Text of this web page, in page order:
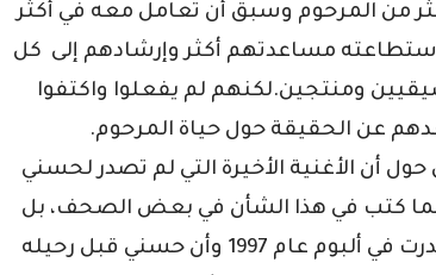
أكثر من المرحوم وسبق أن تعامل معه في أكثر
كان باستطاعته مساعدتهم أكثر وإرشادهم إلى كل
ومنتجين.لكنهم لم يفعلوا واكتفوا
عن الحقيقة حول حياة المرحوم.
أن الأغنية الأخيرة التي لم تصدر لحسني
كتب في هذا الشأن في بعض الصحف، بل
أوضح أن الأغنية السابقة الذكر صدرت في ألبوم عام 1997 وأن حسني قبل رحيله